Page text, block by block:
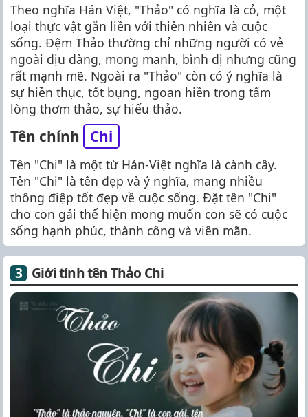
Theo nghĩa Hán Việt, "Thảo" có nghĩa là cỏ, một
loại thực vật gắn liền với thiên nhiên và cuộc
sống. Đệm Thảo thường chỉ những người có vẻ
ngoài dịu dàng, mong manh, bình dị nhưng cũng
rất mạnh mẽ. Ngoài ra "Thảo" còn có ý nghĩa là
sự hiền thục, tốt bụng, ngoan hiền trong tấm
lòng thơm thảo, sự hiếu thảo.
Tên chính Chi
Tên "Chi" là một từ Hán-Việt nghĩa là cành cây.
Tên "Chi" là tên đẹp và ý nghĩa, mang nhiều
thông điệp tốt đẹp về cuộc sống. Đặt tên "Chi"
cho con gái thể hiện mong muốn con sẽ có cuộc
sống hạnh phúc, thành công và viên mãn.
Giới tính tên Thảo Chi